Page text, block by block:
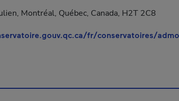
Montréal, Québec, Canada, H2T 2C8
fr/conservatoires/